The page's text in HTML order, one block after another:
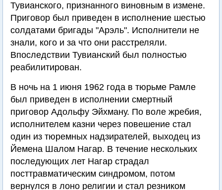
Тувианского, признанного виновным в измене.
Приговор был приведен в исполнение шестью
солдатами бригады "Арэль". Исполнители не
знали, кого и за что они расстреляли.
Впоследствии Тувианский был полностью
реабилитирован.
В ночь на 1 июня 1962 года в тюрьме Рамле
был приведен в исполнении смертный
приговор Адольфу Эйхману. По воле жребия,
исполнителем казни через повешение стал
один из тюремных надзирателей, выходец из
Йемена Шалом Нагар. В течение нескольких
последующих лет Нагар страдал
посттравматическим синдромом, потом
вернулся в лоно религии и стал резником